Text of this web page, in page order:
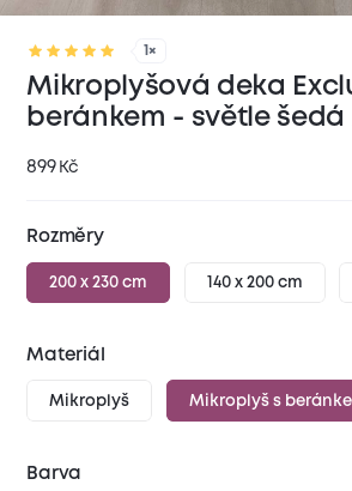
1×
Mikroplyšová deka
beránkem - světle šedá
899 Kč
Rozměry
200 x 230 cm 140 x 200 cm
Materiál
Mikroplyš Mikroplyš s
Barva